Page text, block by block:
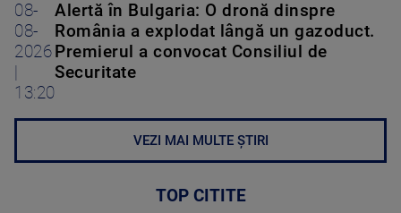
08-
08-
2026
13:20
Alertă în Bulgaria: O dronă dinspre
România a explodat lângă un gazoduct.
Premierul a convocat Consiliul de
Securitate
VEZI MAI MULTE ȘTIRI
TOP CITITE